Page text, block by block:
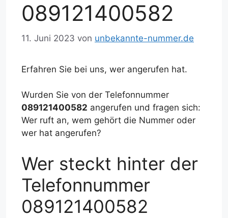
089121400582
11. Juni 2023 von unbekannte-nummer.de
Erfahren Sie bei uns, wer angerufen hat.
Wurden Sie von der Telefonnummer
089121400582 angerufen und fragen sich:
Wer ruft an, wem gehört die Nummer oder
wer hat angerufen?
Wer steckt hinter der
Telefonnummer
089121400582